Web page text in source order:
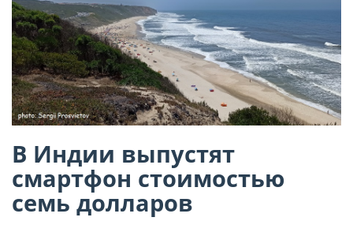
В Индии выпустят
смартфон стоимостью
семь долларов